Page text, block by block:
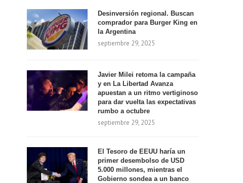
Desinversión regional. Buscan
comprador para Burger King en
la Argentina
septiembre 29, 2025
Javier Milei retoma la campaña
y en La Libertad Avanza
apuestan a un ritmo vertiginoso
para dar vuelta las expectativas
rumbo a octubre
septiembre 29, 2025
El Tesoro de EEUU haría un
primer desembolso de USD
5.000 millones, mientras el
Gobierno sondea a un banco